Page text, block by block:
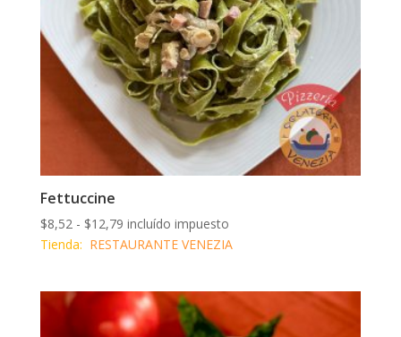
Fettuccine
$8,52 - $12,79Rango
de
$8,52
hasta
incluído impuesto
Tienda: RESTAURANTE VENEZIA